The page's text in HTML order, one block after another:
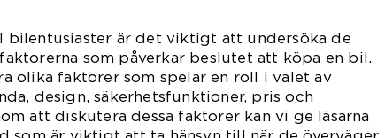
bilentusiaster är det viktigt att undersöka de
som påverkar beslutet att köpa en bil.
olika faktorer som spelar en roll i valet av
design, säkerhetsfunktioner, pris och
att diskutera dessa faktorer kan vi ge läsarna